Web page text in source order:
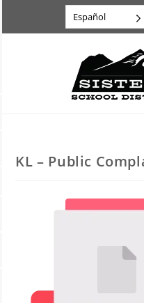
Español
KL – Public